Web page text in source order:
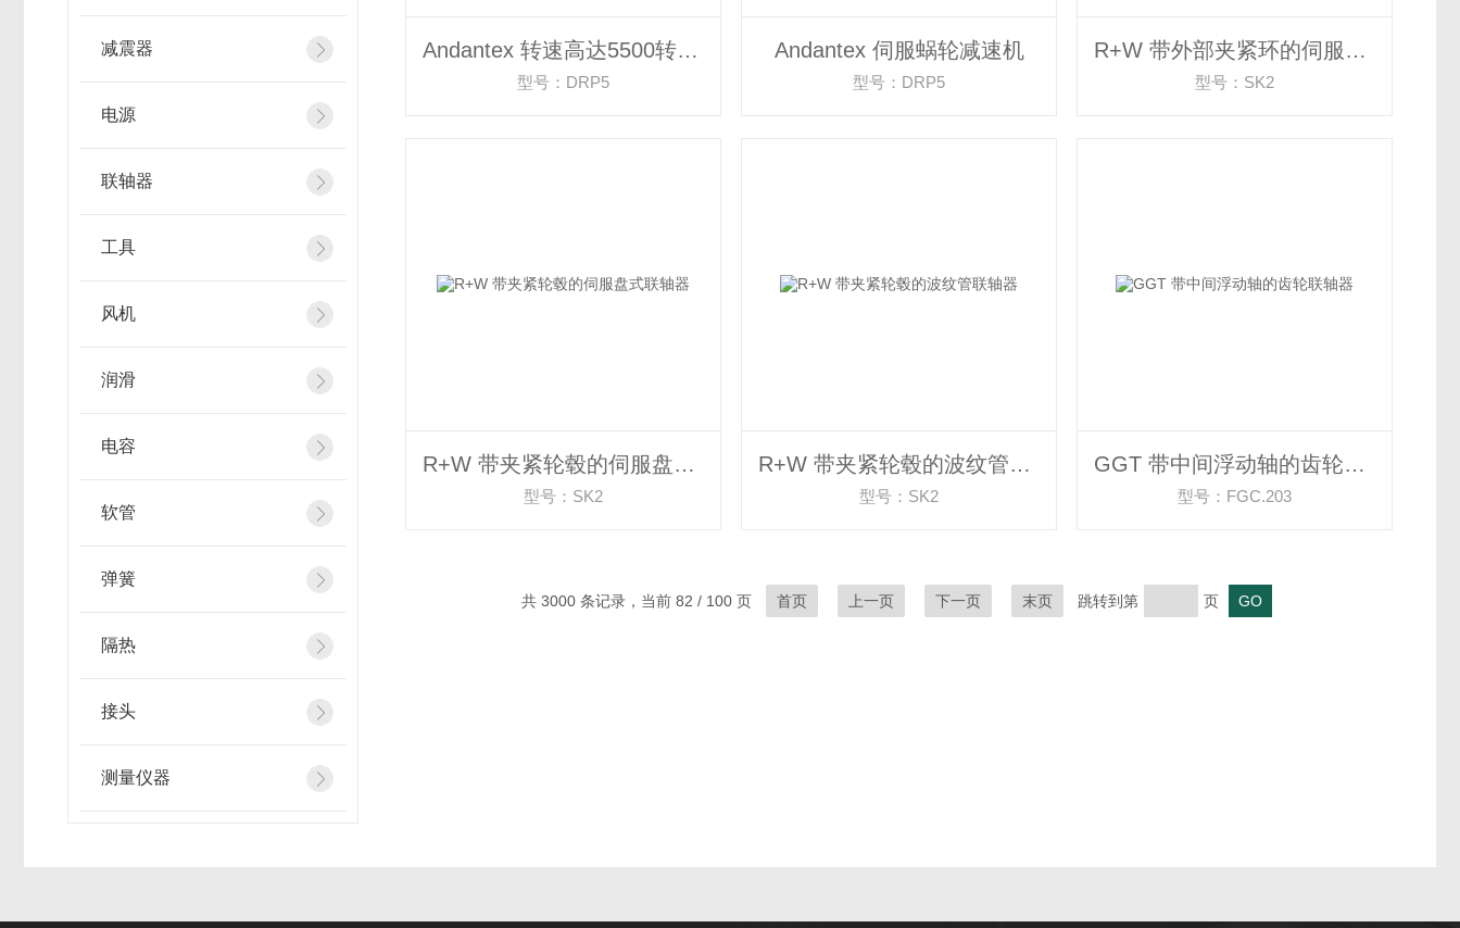
减震器
电源
联轴器
工具
风机
润滑
电容
软管
弹簧
隔热
接头
测量仪器
Andantex 转速高达5500转/分的齿轮箱
型号：DRP5
Andantex 伺服蜗轮减速机
型号：DRP5
R+W 带外部夹紧环的伺服盘联轴器
型号：SK2
R+W 带夹紧轮毂的伺服盘式联轴器
型号：SK2
R+W 带夹紧轮毂的波纹管联轴器
型号：SK2
GGT 带中间浮动轴的齿轮联轴器
型号：FGC.203
共 3000 条记录，当前 82 / 100 页 首页 上一页 下一页 末页 跳转到第 页